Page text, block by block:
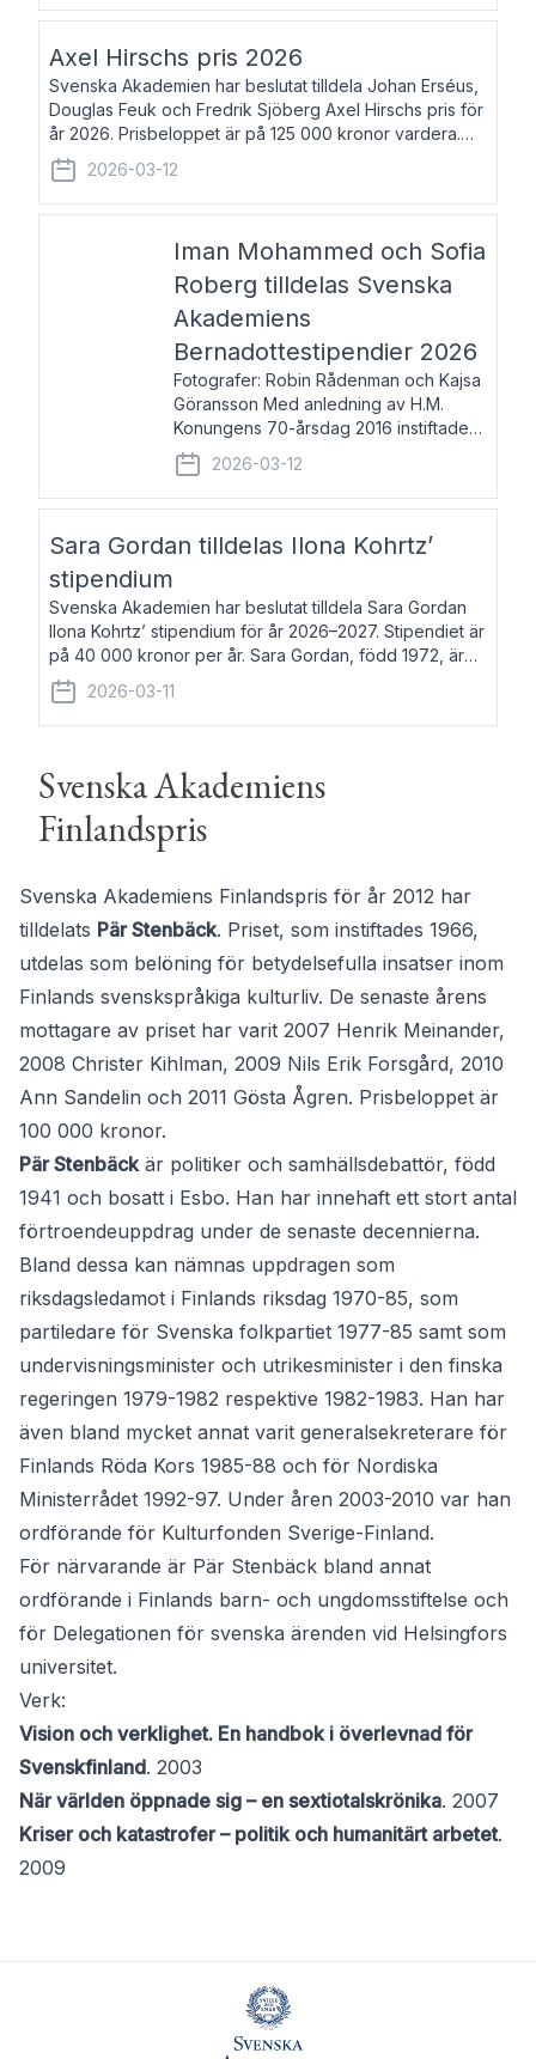
Axel Hirschs pris 2026
Svenska Akademien har beslutat tilldela Johan Erséus,
Douglas Feuk och Fredrik Sjöberg Axel Hirschs pris för
år 2026. Prisbeloppet är på 125 000 kronor vardera.
Johan Erséus, född 1959, är fackboksförfattare och
journalist med mångårigt för
2026-03-12
Iman Mohammed och Sofia
Roberg tilldelas Svenska
Akademiens
Bernadottestipendier 2026
Fotografer: Robin Rådenman och Kajsa
Göransson Med anledning av H.M.
Konungens 70-årsdag 2016 instiftade
fem av de kungliga akademierna det så
kallade Bernadotteprogrammet med
syfte att genom stipendier erbjuda stöd
2026-03-12
Sara Gordan tilldelas Ilona Kohrtz’
stipendium
Svenska Akademien har beslutat tilldela Sara Gordan
Ilona Kohrtz’ stipendium för år 2026–2027. Stipendiet är
på 40 000 kronor per år. Sara Gordan, född 1972, är
författare och översättare. Hon debuterade 2006 med
det prosalyriska verket En
2026-03-11
Svenska Akademiens
Finlandspris
Svenska Akademiens Finlandspris för år 2012 har
tilldelats Pär Stenbäck. Priset, som instiftades 1966,
utdelas som belöning för betydelsefulla insatser inom
Finlands svenskspråkiga kulturliv. De senaste årens
mottagare av priset har varit 2007 Henrik Meinander,
2008 Christer Kihlman, 2009 Nils Erik Forsgård, 2010
Ann Sandelin och 2011 Gösta Ågren. Prisbeloppet är
100 000 kronor.
Pär Stenbäckär politiker och samhällsdebattör, född
1941 och bosatt i Esbo. Han har innehaft ett stort antal
förtroendeuppdrag under de senaste decennierna.
Bland dessa kan nämnas uppdragen som
riksdagsledamot i Finlands riksdag 1970-85, som
partiledare för Svenska folkpartiet 1977-85 samt som
undervisningsminister och utrikesminister i den finska
regeringen 1979-1982 respektive 1982-1983. Han har
även bland mycket annat varit generalsekreterare för
Finlands Röda Kors 1985-88 och för Nordiska
Ministerrådet 1992-97. Under åren 2003-2010 var han
ordförande för Kulturfonden Sverige-Finland.
För närvarande är Pär Stenbäck bland annat
ordförande i Finlands barn- och ungdomsstiftelse och
för Delegationen för svenska ärenden vid Helsingfors
universitet.
Verk:
Vision och verklighet. En handbok i överlevnad för
Svenskfinland. 2003
När världen öppnade sig – en sextiotalskrönika. 2007
Kriser och katastrofer – politik och humanitärt arbetet.
2009